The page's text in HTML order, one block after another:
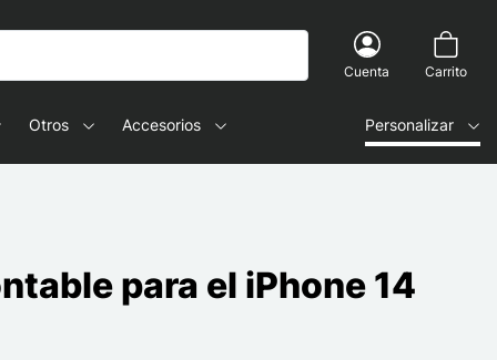
Cuenta Carrito
Otros Accesorios Personalizar
para el iPhone 14